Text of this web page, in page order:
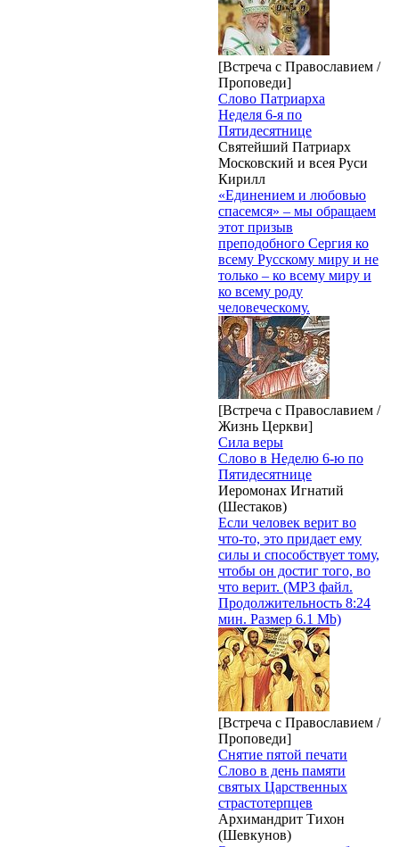
[Встреча с Православием /
Проповеди]
Слово Патриарха
Неделя 6-я по
Пятидесятнице
Святейший Патриарх
Московский и всея Руси
Кирилл
«Единением и любовью
спасемся» – мы обращаем
этот призыв
преподобного Сергия ко
всему Русскому миру и не
только – ко всему миру и
ко всему роду
человеческому.
[Встреча с Православием /
Жизнь Церкви]
Сила веры
Слово в Неделю 6-ю по
Пятидесятнице
Иеромонах Игнатий
(Шестаков)
Если человек верит во
что-то, это придает ему
силы и способствует тому,
чтобы он достиг того, во
что верит. (MP3 файл.
Продолжительность 8:24
мин. Размер 6.1 Mb)
[Встреча с Православием /
Проповеди]
Снятие пятой печати
Слово в день памяти
святых Царственных
страстотерпцев
Архимандрит Тихон
(Шевкунов)